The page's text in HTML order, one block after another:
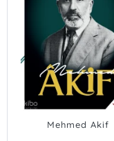
Mehmed Akif